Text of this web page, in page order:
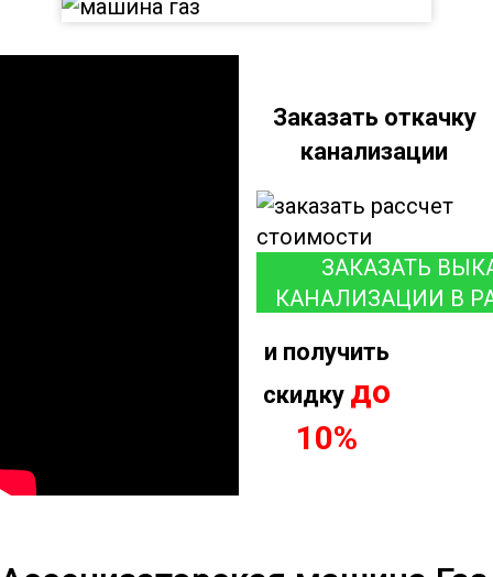
Заказать откачку
канализации
ЗАКАЗАТЬ
КАНАЛИЗАЦИИ В
и получить
скидку до
10%